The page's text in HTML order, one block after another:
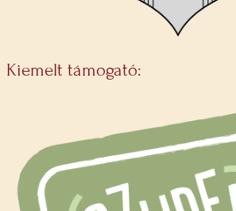
Kiemelt támogató: